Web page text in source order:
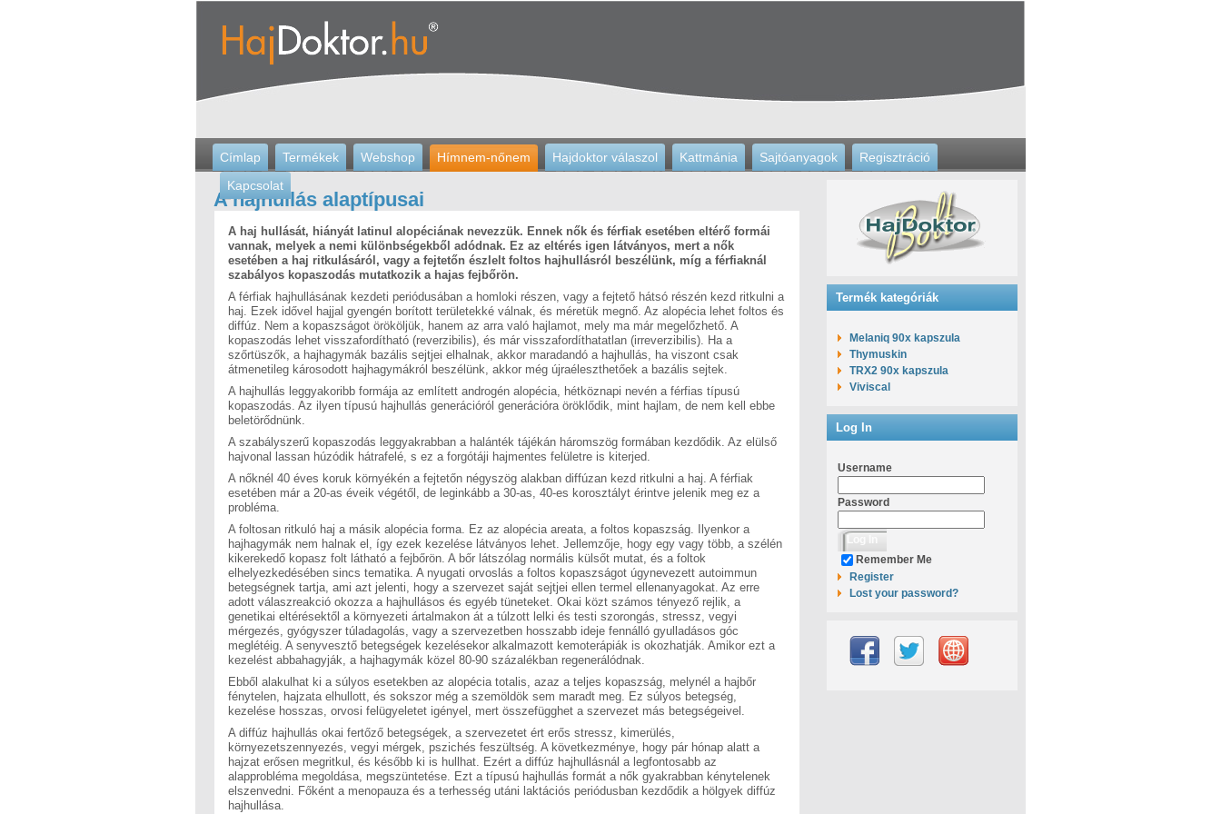
Címlap Termékek Webshop Hímnem-nőnem Hajdoktor válaszol Kattmánia Sajtóanyagok
Regisztráció
Kapcsolat
A hajhullás alaptípusai
A haj hullását, hiányát latinul alopéciának nevezzük. Ennek nők és férfiak esetében eltérő formái
vannak, melyek a nemi különbségekből adódnak. Ez az eltérés igen látványos, mert a nők
esetében a haj ritkulásáról, vagy a fejtetőn észlelt foltos hajhullásról beszélünk, míg a férfiaknál
szabályos kopaszodás mutatkozik a hajas fejbőrön.
A férfiak hajhullásának kezdeti periódusában a homloki részen, vagy a fejtető hátsó részén kezd ritkulni a
haj. Ezek idővel hajjal gyengén borított területekké válnak, és méretük megnő. Az alopécia lehet foltos és
diffúz. Nem a kopaszságot örököljük, hanem az arra való hajlamot, mely ma már megelőzhető. A
kopaszodás lehet visszafordítható (reverzibilis), és már visszafordíthatatlan (irreverzibilis). Ha a
szőrtüszők, a hajhagymák bazális sejtjei elhalnak, akkor maradandó a hajhullás, ha viszont csak
átmenetileg károsodott hajhagymákról beszélünk, akkor még újraéleszthetőek a bazális sejtek.
A hajhullás leggyakoribb formája az említett androgén alopécia, hétköznapi nevén a férfias típusú
kopaszodás. Az ilyen típusú hajhullás generációról generációra öröklődik, mint hajlam, de nem kell ebbe
beletörődnünk.
A szabályszerű kopaszodás leggyakrabban a halánték tájékán háromszög formában kezdődik. Az elülső
hajvonal lassan húzódik hátrafelé, s ez a forgótáji hajmentes felületre is kiterjed.
A nőknél 40 éves koruk környékén a fejtetőn négyszög alakban diffúzan kezd ritkulni a haj. A férfiak
esetében már a 20-as éveik végétől, de leginkább a 30-as, 40-es korosztályt érintve jelenik meg ez a
probléma.
A foltosan ritkuló haj a másik alopécia forma. Ez az alopécia areata, a foltos kopaszság. Ilyenkor a
hajhagymák nem halnak el, így ezek kezelése látványos lehet. Jellemzője, hogy egy vagy több, a szélén
kikerekedő kopasz folt látható a fejbőrön. A bőr látszólag normális külsőt mutat, és a foltok
elhelyezkedésében sincs tematika. A nyugati orvoslás a foltos kopaszságot úgynevezett autoimmun
betegségnek tartja, ami azt jelenti, hogy a szervezet saját sejtjei ellen termel ellenanyagokat. Az erre
adott válaszreakció okozza a hajhullásos és egyéb tüneteket. Okai közt számos tényező rejlik, a
genetikai eltérésektől a környezeti ártalmakon át a túlzott lelki és testi szorongás, stressz, vegyi
mérgezés, gyógyszer túladagolás, vagy a szervezetben hosszabb ideje fennálló gyulladásos góc
meglétéig. A senyvesztő betegségek kezelésekor alkalmazott kemoterápiák is okozhatják. Amikor ezt a
kezelést abbahagyják, a hajhagymák közel 80-90 százalékban regenerálódnak.
Ebből alakulhat ki a súlyos esetekben az alopécia totalis, azaz a teljes kopaszság, melynél a hajbőr
fénytelen, hajzata elhullott, és sokszor még a szemöldök sem maradt meg. Ez súlyos betegség,
kezelése hosszas, orvosi felügyeletet igényel, mert összefügghet a szervezet más betegségeivel.
A diffúz hajhullás okai fertőző betegségek, a szervezetet ért erős stressz, kimerülés,
környezetszennyezés, vegyi mérgek, pszichés feszültség. A következménye, hogy pár hónap alatt a
hajzat erősen megritkul, és később ki is hullhat. Ezért a diffúz hajhullásnál a legfontosabb az
alapprobléma megoldása, megszüntetése. Ezt a típusú hajhullás formát a nők gyakrabban kénytelenek
elszenvedni. Főként a menopauza és a terhesség utáni laktációs periódusban kezdődik a hölgyek diffúz
hajhullása.
Termék kategóriák
Melaniq 90x kapszula
Thymuskin
TRX2 90x kapszula
Viviscal
Log In
Username
Password
Remember Me
Register
Lost your password?